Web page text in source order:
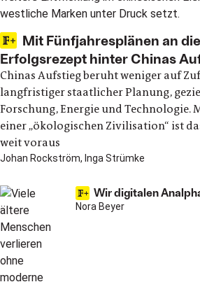
Mit Fünfjahresplänen an
Erfolgsrezept hinter Chinas
Chinas Aufstieg beruht weniger auf
langfristiger staatlicher Planung,
Forschung, Energie und Technologie.
einer „ökologischen Zivilisation“ ist
weit voraus
Johan Rockström, Inga Strümke
Wir digitalen
Nora Beyer